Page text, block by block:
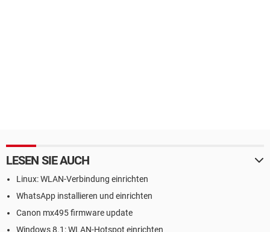
LESEN SIE AUCH
Linux: WLAN-Verbindung einrichten
WhatsApp installieren und einrichten
Canon mx495 firmware update
Windows 8.1: WLAN-Hotspot einrichten